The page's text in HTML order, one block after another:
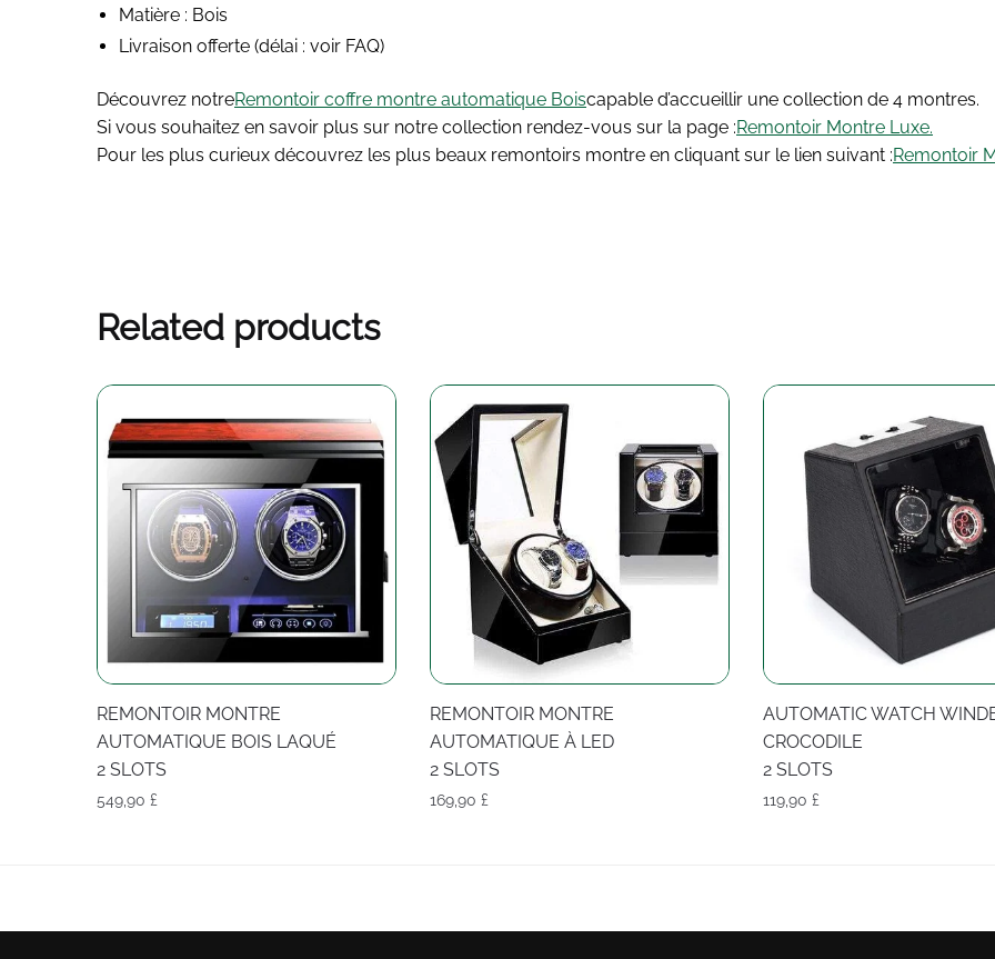
Matière : Bois
Livraison offerte(délai : voir FAQ)
Découvrez notreRemontoir coffre montre automatique Boiscapable d’accueillir une collection de 4 montres.
Si vous souhaitez en savoir plus sur notre collection rendez-vous sur la page :Remontoir Montre Luxe.
Pour les plus curieux découvrez les plus beaux remontoirs montre en cliquant sur le lien suivant :Remontoir
Related products
REMONTOIR MONTRE
AUTOMATIQUE BOIS LAQUÉ
2 SLOTS
549,90£
REMONTOIR MONTRE
AUTOMATIQUE À LED
2 SLOTS
169,90 £
AUTOMATIC WATCH
CROCODILE
2 SLOTS
119,90 £